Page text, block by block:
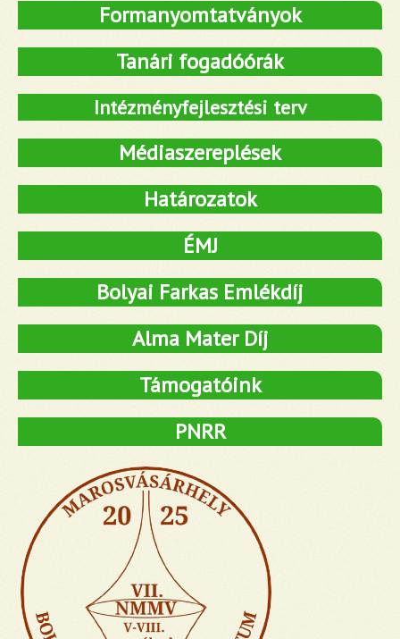
Formanyomtatványok
Tanári fogadóórák
Intézményfejlesztési terv
Médiaszereplések
Határozatok
ÉMJ
Bolyai Farkas Emlékdíj
Alma Mater Díj
Támogatóink
PNRR